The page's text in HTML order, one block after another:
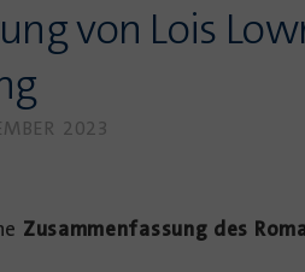
von Lois
2023
Zusammenfassung des